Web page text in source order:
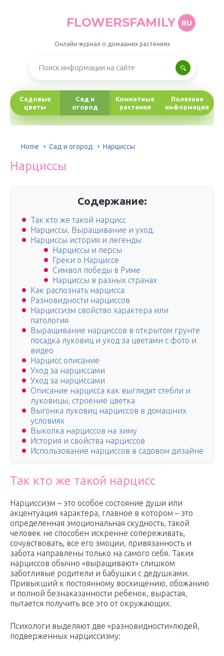
FLOWERSFAMILY RU
Онлайн-журнал о домашних растениях
Садовые
цветы
Сад и
огород
Комнатные
растения
Полезная
информация
Home Сад и огород Нарциссы
Нарциссы
Содержание:
Так кто же такой нарцисс
Нарциссы. Выращивание и уход.
Нарциссы история и легенды
Нарциссы и персы
Греки о Нарциссе
Символ победы в Риме
Нарциссы в разных странах
Как распознать нарцисса
Разновидности нарциссов
Нарциссизм свойство характера или
патология
Выращивание нарциссов в открытом грунте
посадка луковиц и уход за цветами с фото и
видео
Нарцисс описание
Уход за нарциссами
Уход за нарциссами
Описание нарцисса как выглядят стебли и
луковицы, строение цветка
Выгонка луковиц нарциссов в домашних
условиях
Выкопка нарциссов на зиму
История и свойства нарциссов
Использование нарциссов в садовом дизайне
Так кто же такой нарцисс
Нарциссизм – это особое состояние души или
акцентуация характера, главное в котором – это
определенная эмоциональная скудность, такой
человек не способен искренне сопереживать,
сочувствовать, все его эмоции, привязанность и
забота направлены только на самого себя. Таких
нарциссов обычно «выращивают» слишком
заботливые родители и бабушки с дедушками.
Привыкший к постоянному восхищению, обожанию
и полной безнаказанности ребенок, вырастая,
пытается получить все это от окружающих.
Психологи выделяют две «разновидности»людей,
подверженных нарциссизму: